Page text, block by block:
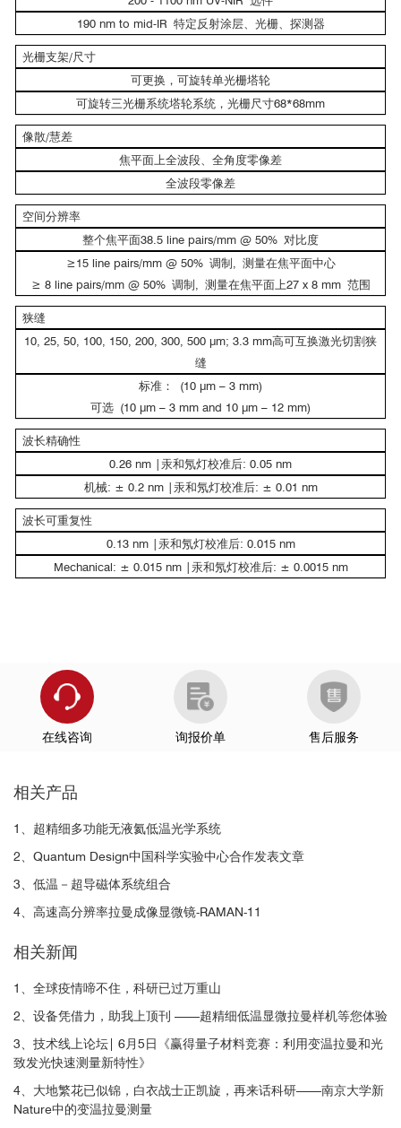
190 nm to mid-IR 特定反射涂层、光栅、探测器
光栅支架/尺寸
可更换，可旋转单光栅塔轮
可旋转三光栅系统塔轮系统，光栅尺寸68*68mm
像散/慧差
焦平面上全波段、全角度零像差
全波段零像差
空间分辨率
整个焦平面38.5 line pairs/mm @ 50% 对比度
≥15 line pairs/mm @ 50% 调制, 测量在焦平面中心
≥ 8 line pairs/mm @ 50% 调制, 测量在焦平面上27 x 8 mm 范围
狭缝
10, 25, 50, 100, 150, 200, 300, 500 μm; 3.3 mm高可互换激光切割狭
缝
标准： (10 μm – 3 mm)
可选 (10 μm – 3 mm and 10 μm – 12 mm)
波长精确性
0.26 nm |汞和氖灯校准后: 0.05 nm
机械: ± 0.2 nm |汞和氖灯校准后: ± 0.01 nm
波长可重复性
0.13 nm |汞和氖灯校准后: 0.015 nm
Mechanical: ± 0.015 nm |汞和氖灯校准后: ± 0.0015 nm
532nm光激发下WSe2 PL光谱，5秒收集时间
2
2 2
在线咨询 询报价单 售后服务
相关产品
1、超精细多功能无液氦低温光学系统
2、Quantum Design中国科学实验中心合作发表文章
3、低温－超导磁体系统组合
4、高速高分辨率拉曼成像显微镜-RAMAN-11
相关新闻
1、全球疫情啼不住，科研已过万重山
2、设备凭借力，助我上顶刊 ——超精细低温显微拉曼样机等您体验
3、技术线上论坛| 6月5日《赢得量子材料竞赛：利用变温拉曼和光
致发光快速测量新特性》
4、大地繁花已似锦，白衣战士正凯旋，再来话科研——南京大学新
Nature中的变温拉曼测量